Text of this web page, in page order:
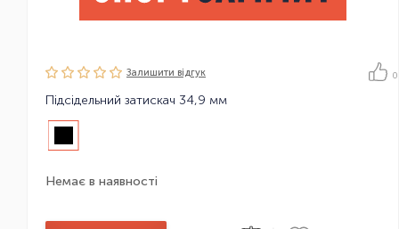
Залишити вiдгук 0
Підсідельний затискач 34,9 мм
Немає в наявності